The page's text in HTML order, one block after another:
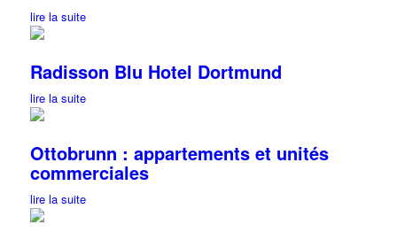
lire la suite
Radisson Blu Hotel Dortmund
lire la suite
Ottobrunn : appartements et unités
commerciales
lire la suite